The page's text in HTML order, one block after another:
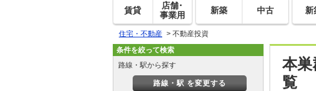
賃貸
店舗･
事業用
新築 中古 新
住宅・不動産 > 不動産投資
本巣
覧
条件を絞って検索
路線・駅から探す
路線・駅 を変更する